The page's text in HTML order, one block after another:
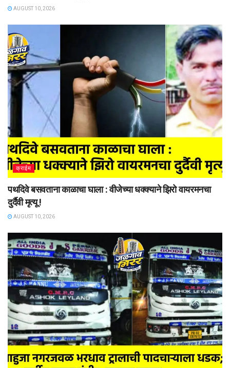
AUGUST 10, 2026
क्राईम
पथदिवे बसवताना काळाचा घाला : वीजेच्या धक्क्याने झिरो वायरमनचा
दुर्दैवी मृत्यू !
AUGUST 10, 2026